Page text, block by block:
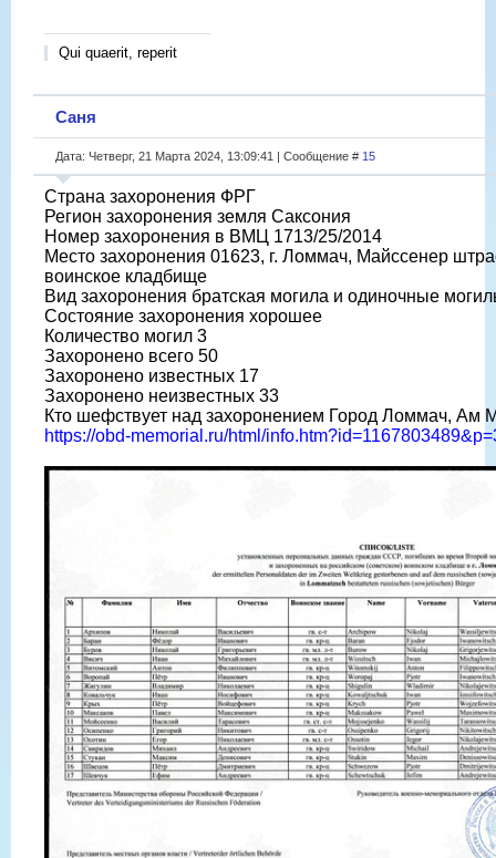
Qui quaerit, reperit
Саня
Дата: Четверг, 21 Марта 2024, 13:09:41 | Сообщение # 15
Страна захоронения ФРГ
Регион захоронения земля Саксония
Номер захоронения в ВМЦ 1713/25/2014
Место захоронения 01623, г. Ломмач, Майссенер
воинское кладбище
Вид захоронения братская могила и одиночные
Состояние захоронения хорошее
Количество могил 3
Захоронено всего 50
Захоронено известных 17
Захоронено неизвестных 33
Кто шефствует над захоронением Город Ломмач, Ам
https://obd-memorial.ru/html/